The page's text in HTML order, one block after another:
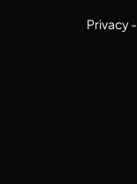
Privacy-